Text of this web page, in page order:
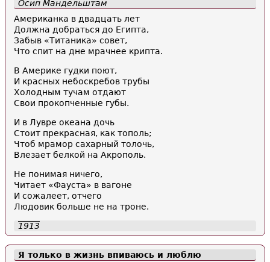
Осип Мандельштам
Американка в двадцать лет
Должна добраться до Египта,
Забыв «Титаника» совет,
Что спит на дне мрачнее крипта.
В Америке гудки поют,
И красных небоскребов трубы
Холодным тучам отдают
Свои прокопченные губы.
И в Лувре океана дочь
Стоит прекрасная, как тополь;
Чтоб мрамор сахарный толочь,
Влезает белкой на Акрополь.
Не понимая ничего,
Читает «Фауста» в вагоне
И сожалеет, отчего
Людовик больше не на троне.
1913
Я только в жизнь впиваюсь и люблю